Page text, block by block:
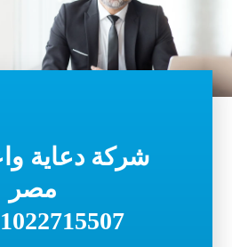
شركة دعاية
مصر